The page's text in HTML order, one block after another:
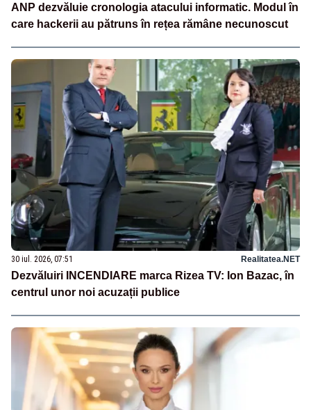
ANP dezvăluie cronologia atacului informatic. Modul în
care hackerii au pătruns în rețea rămâne necunoscut
30 iul. 2026, 07:51 Realitatea.NET
Dezvăluiri INCENDIARE marca Rizea TV: Ion Bazac, în
centrul unor noi acuzații publice